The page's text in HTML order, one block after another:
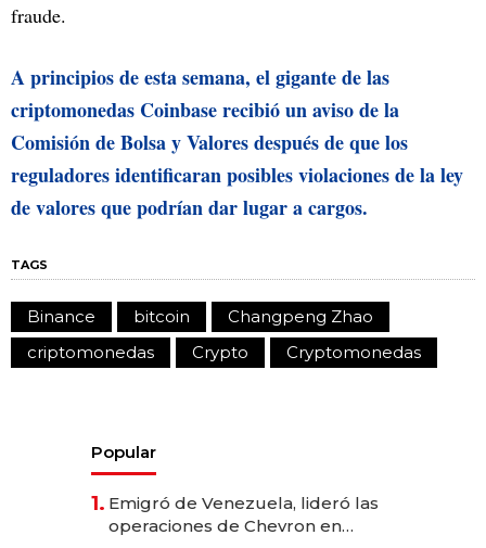
fraude.
A principios de esta semana, el gigante de las
criptomonedas Coinbase recibió un aviso de la
Comisión de Bolsa y Valores después de que los
reguladores identificaran posibles violaciones de la ley
de valores que podrían dar lugar a cargos.
TAGS
Binance bitcoin
Changpeng Zhao
criptomonedas
Crypto Cryptomonedas
Popular
1. Emigró de Venezuela, lideró las
operaciones de Chevron en